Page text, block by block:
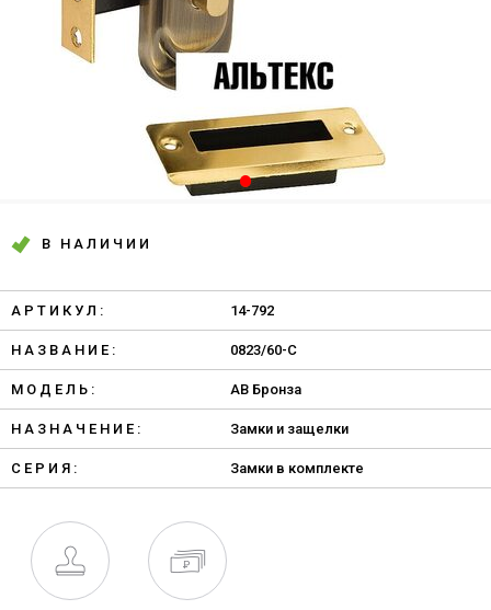
В НАЛИЧИИ
АРТИКУЛ: 14-792
НАЗВАНИЕ: 0823/60-C
МОДЕЛЬ: AB Бронза
НАЗНАЧЕНИЕ: Замки и защелки
СЕРИЯ: Замки в комплекте